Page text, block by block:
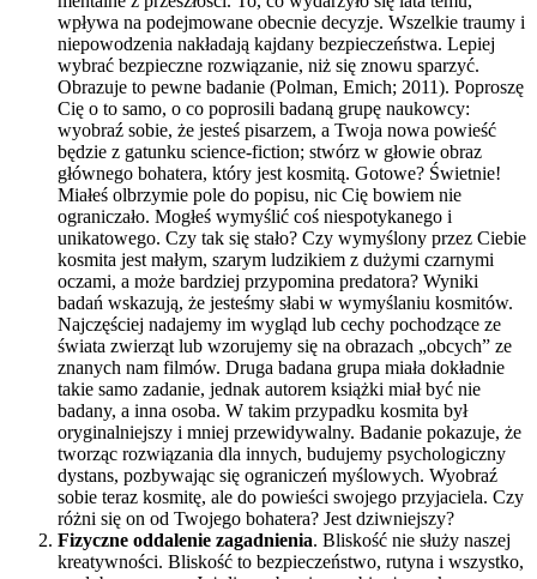
wpływa na podejmowane obecnie decyzje. Wszelkie traumy i
niepowodzenia nakładają kajdany bezpieczeństwa. Lepiej
wybrać bezpieczne rozwiązanie, niż się znowu sparzyć.
Obrazuje to pewne badanie (Polman, Emich; 2011). Poproszę
Cię o to samo, o co poprosili badaną grupę naukowcy:
wyobraź sobie, że jesteś pisarzem, a Twoja nowa powieść
będzie z gatunku science-fiction; stwórz w głowie obraz
głównego bohatera, który jest kosmitą. Gotowe? Świetnie!
Miałeś olbrzymie pole do popisu, nic Cię bowiem nie
ograniczało. Mogłeś wymyślić coś niespotykanego i
unikatowego. Czy tak się stało? Czy wymyślony przez Ciebie
kosmita jest małym, szarym ludzikiem z dużymi czarnymi
oczami, a może bardziej przypomina predatora? Wyniki
badań wskazują, że jesteśmy słabi w wymyślaniu kosmitów.
Najczęściej nadajemy im wygląd lub cechy pochodzące ze
świata zwierząt lub wzorujemy się na obrazach „obcych” ze
znanych nam filmów. Druga badana grupa miała dokładnie
takie samo zadanie, jednak autorem książki miał być nie
badany, a inna osoba. W takim przypadku kosmita był
oryginalniejszy i mniej przewidywalny. Badanie pokazuje, że
tworząc rozwiązania dla innych, budujemy psychologiczny
dystans, pozbywając się ograniczeń myślowych. Wyobraź
sobie teraz kosmitę, ale do powieści swojego przyjaciela. Czy
różni się on od Twojego bohatera? Jest dziwniejszy?
Fizyczne oddalenie zagadnienia. Bliskość nie służy naszej
kreatywności. Bliskość to bezpieczeństwo, rutyna i wszystko,